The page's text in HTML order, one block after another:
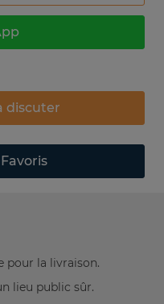
discuter
pour la livraison.
lieu public sûr.